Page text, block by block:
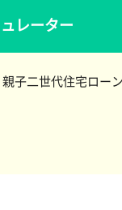
レーター
親子二世代住宅ロー